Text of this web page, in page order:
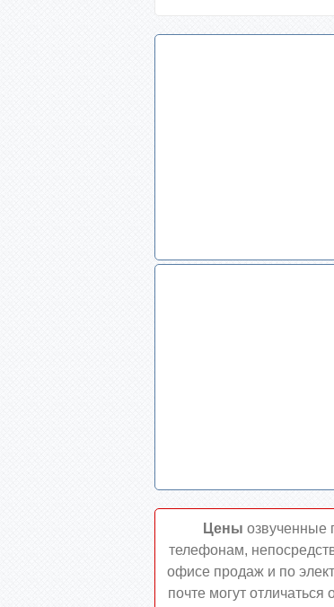
Цены озвученные
телефонам,
офисе продаж и по
почте могут отличаться